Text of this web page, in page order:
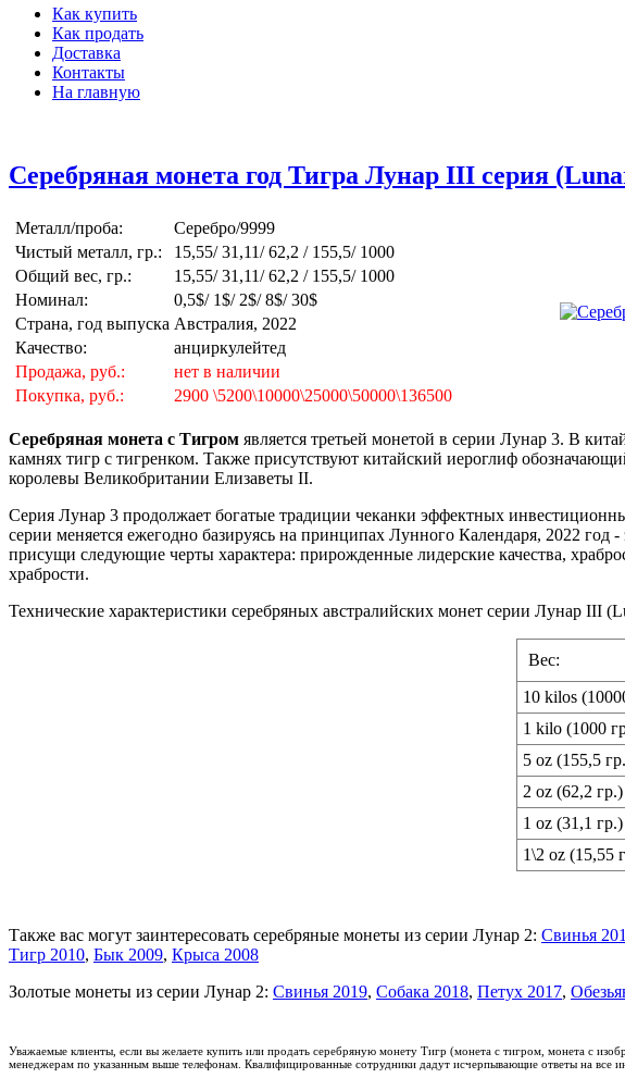
Как купить
Как продать
Доставка
Контакты
На главную
Серебряная монета год Тигра Лунар III серия
Металл/проба:
Серебро/9999
Чистый металл, гр.:
15,55/ 31,11/ 62,2 / 155,5/ 1000
Общий вес, гр.:
15,55/ 31,11/ 62,2 / 155,5/ 1000
Номинал:
0,5$/ 1$/ 2$/ 8$/ 30$
Страна, год выпуска Австралия, 2022
Качество:
анциркулейтед
Продажа, руб.:
нет в наличии
Покупка, руб.:
2900 \5200\10000\25000\50000\136500
Серебряная монета с Тигром является третьей монетой в серии Лунар 3. В
камнях тигр с тигренком. Также присутствуют китайский иероглиф
королевы Великобритании Елизаветы II.
Серия Лунар 3 продолжает богатые традиции чеканки эффектных
серии меняется ежегодно базируясь на принципах Лунного Календаря, 2022
присущи следующие черты характера: прирожденные лидерские качества,
храбрости.
Технические характеристики серебряных австралийских монет серии Лунар III
Вес:
10 kilos
1 kilo (1000
5 oz (155,5
2 oz (62,2 гр.)
1 oz (31,1 гр.)
1\2 oz (15,55
Также вас могут заинтересовать серебряные монеты из серии Лунар 2: Свинья
Тигр 2010, Бык 2009, Крыса 2008
Золотые монеты из серии Лунар 2: Свинья 2019, Собака 2018, Петух 2017,
Уважаемые клиенты, если вы желаете купить или продать серебряную монету Тигр (монета с тигром, монета с
менеджерам по указанным выше телефонам. Квалифицированные сотрудники дадут исчерпывающие ответы на все